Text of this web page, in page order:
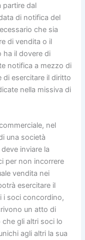
partire dal
di notifica del
che sia
di vendita o il
ha il dovere di
notifica a mezzo di
di esercitare il diritto
nella missiva di
nel
una società
inviare la
per non incorrere
vendita nei
esercitare il
i soci concordino,
un atto di
gli altri soci lo
agli altri la sua